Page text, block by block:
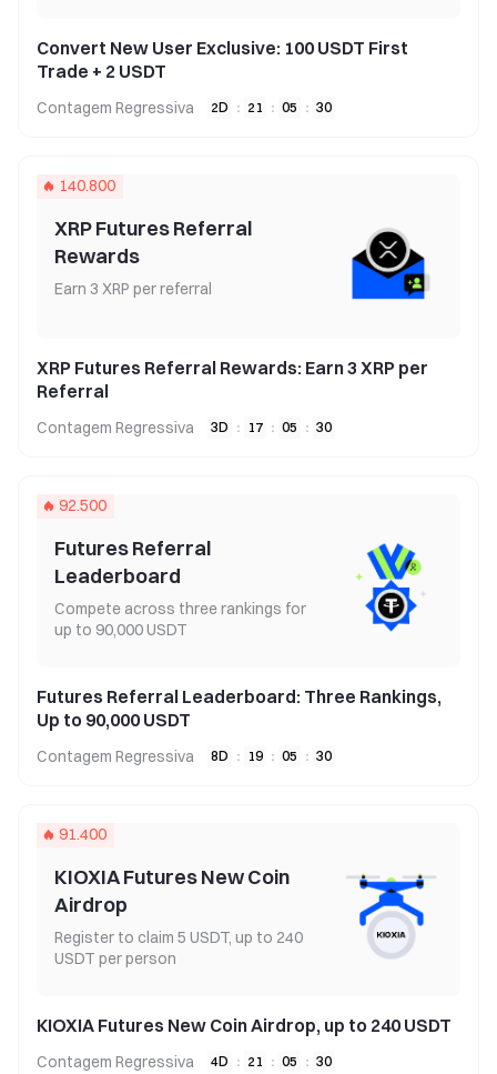
Convert New User Exclusive: 100 USDT First
Trade + 2 USDT
Contagem Regressiva 2D : 21 : 05 : 30
140.800
XRP Futures Referral
Rewards
Earn 3 XRP per referral
XRP Futures Referral Rewards: Earn 3 XRP per
Referral
Contagem Regressiva 3D : 17 : 05 : 30
92.500
Futures Referral
Leaderboard
Compete across three rankings for
up to 90,000 USDT
Futures Referral Leaderboard: Three Rankings,
Up to 90,000 USDT
Contagem Regressiva 8D : 19 : 05 : 30
91.400
KIOXIA Futures New Coin
Airdrop
Register to claim 5 USDT, up to 240
USDT per person
KIOXIA Futures New Coin Airdrop, up to 240 USDT
Contagem Regressiva 4D : 21 : 05 : 30